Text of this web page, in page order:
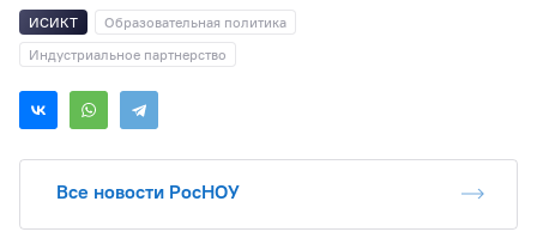
ИСИКТ
Образовательная политика
Индустриальное партнерство
Все новости РосНОУ